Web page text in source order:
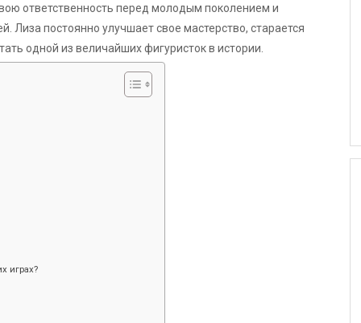
ответственность перед молодым поколением и
Лиза постоянно улучшает свое мастерство, старается
одной из величайших фигуристок в истории.
играх?